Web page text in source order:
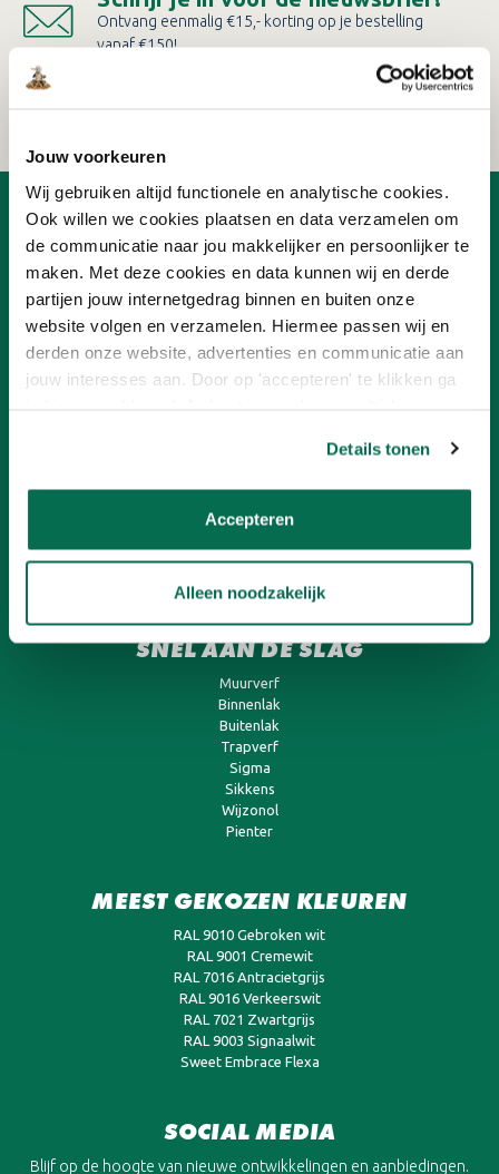
Jouw voorkeuren
Wij gebruiken altijd functionele en analytische cookies.
Ook willen we cookies plaatsen en data verzamelen om
de communicatie naar jou makkelijker en persoonlijker te
maken. Met deze cookies en data kunnen wij en derde
partijen jouw internetgedrag binnen en buiten onze
website volgen en verzamelen. Hiermee passen wij en
derden onze website, advertenties en communicatie aan
jouw interesses aan. Door op 'accepteren' te klikken ga
Details tonen
Accepteren
Alleen noodzakelijk
Ontvang eenmalig €15,- korting op je bestelling
vanaf €150!
OVER ONLINEVERF
Ons team
Nieuwsbrief
Ons concept
Verf aanbiedingen
Franchisenemer worden
KLANTENSERVICE
Contact
Onlineverf.be Zakelijk
Veelgestelde vragen
SNEL AAN DE SLAG
Muurverf
Binnenlak
Buitenlak
Trapverf
Sigma
Sikkens
Wijzonol
Pienter
MEEST GEKOZEN KLEUREN
RAL 9010 Gebroken wit
RAL 9001 Cremewit
RAL 7016 Antracietgrijs
RAL 9016 Verkeerswit
RAL 7021 Zwartgrijs
RAL 9003 Signaalwit
Sweet Embrace Flexa
SOCIAL MEDIA
Blijf op de hoogte van nieuwe ontwikkelingen en aanbiedingen.